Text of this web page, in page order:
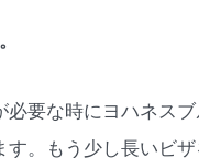
要な時にヨハネスブ
。もう少し長いビ